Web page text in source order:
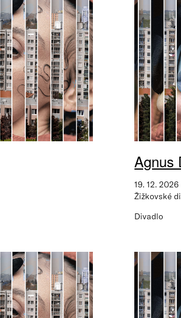
Agnus
19. 12. 2026
Žižkovské
Divadlo